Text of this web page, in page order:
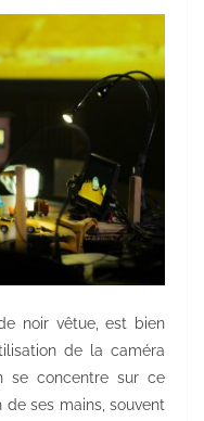
noir vêtue, est bien
de la caméra
se concentre sur ce
de ses mains, souvent